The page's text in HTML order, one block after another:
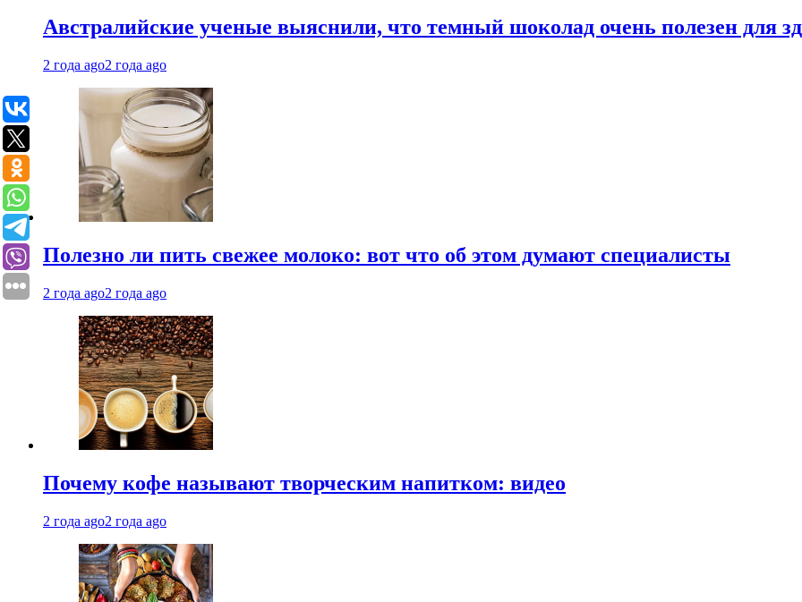
Австралийские ученые выяснили, что темный шоколад очень полезен для
2 года ago2 года ago
Полезно ли пить свежее молоко: вот что об этом думают специалисты
2 года ago2 года ago
Почему кофе называют творческим напитком: видео
2 года ago2 года ago